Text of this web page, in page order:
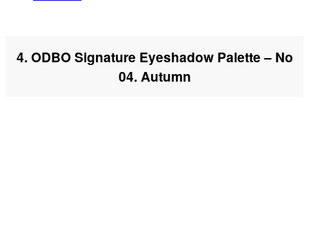
4. ODBO Signature Eyeshadow Palette – No
04. Autumn